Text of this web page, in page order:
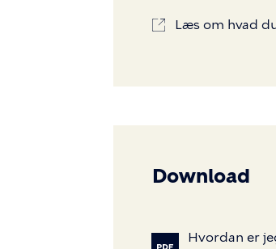
Læs om hvad
Download
Hvordan er